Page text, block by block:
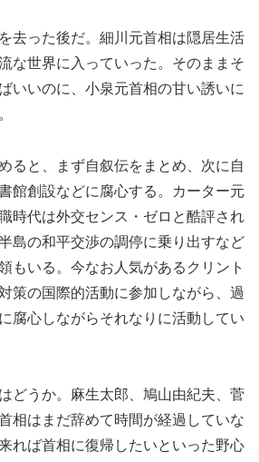
去った後だ。細川元首相は隠居生活
な世界に入っていった。そのままそ
いいのに、小泉元首相の甘い誘いに
ると、まず自叙伝をまとめ、次に自
館創設などに腐心する。カーター元
時代は外交センス・ゼロと酷評され
島の和平交渉の調停に乗り出すなど
もいる。今なお人気があるクリント
策の国際的活動に参加しながら、過
腐心しながらそれなりに活動してい
どうか。麻生太郎、鳩山由紀夫、菅
相はまだ辞めて時間が経過していな
れば首相に復帰したいといった野心